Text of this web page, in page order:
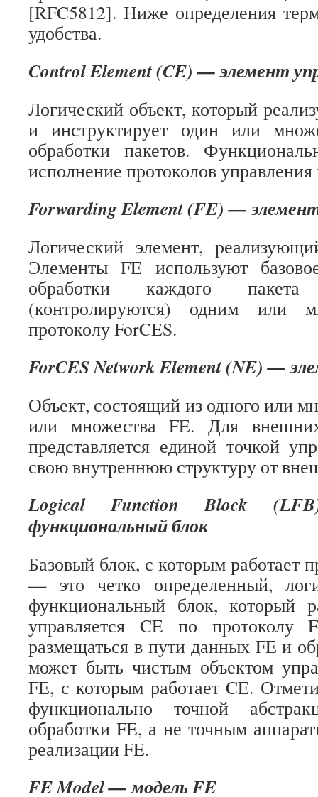
[RFC5812]. Ниже определения
удобства.
Control Element (CE) — элемент
Логический объект, который
и инструктирует один или
обработки пакетов.
исполнение протоколов
Forwarding Element (FE) —
Логический элемент,
Элементы FE используют
обработки каждого
(контролируются) одним или
протоколу ForCES.
ForCES Network Element (NE) —
Объект, состоящий из одного или
или множества FE. Для
представляется единой точкой
свою внутреннюю структуру от
Logical Function Block
функциональный блок
Базовый блок, с которым работает
— это четко определенный,
функциональный блок, который
управляется CE по протоколу
размещаться в пути данных FE и
может быть чистым объектом
FE, с которым работает CE.
функционально точной
обработки FE, а не точным
реализации FE.
FE Model — модель FE